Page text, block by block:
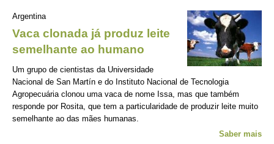
Argentina
Vaca clonada já produz leite
semelhante ao humano
Um grupo de cientistas da Universidade
Nacional de San Martín e do Instituto Nacional de Tecnologia
Agropecuária clonou uma vaca de nome Issa, mas que também
responde por Rosita, que tem a particularidade de produzir leite muito
semelhante ao das mães humanas.
Saber mais